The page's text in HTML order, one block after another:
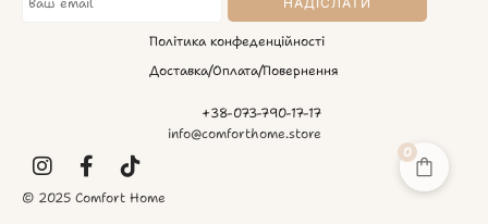
Політика конфеденційності
Доставка/Оплата/Повернення
+38-073-790-17-17
info@comforthome.store
© 2025 Comfort Home
0